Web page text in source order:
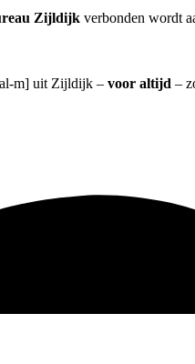
Zijldijk verbonden wordt
m] uit Zijldijk – voor altijd –